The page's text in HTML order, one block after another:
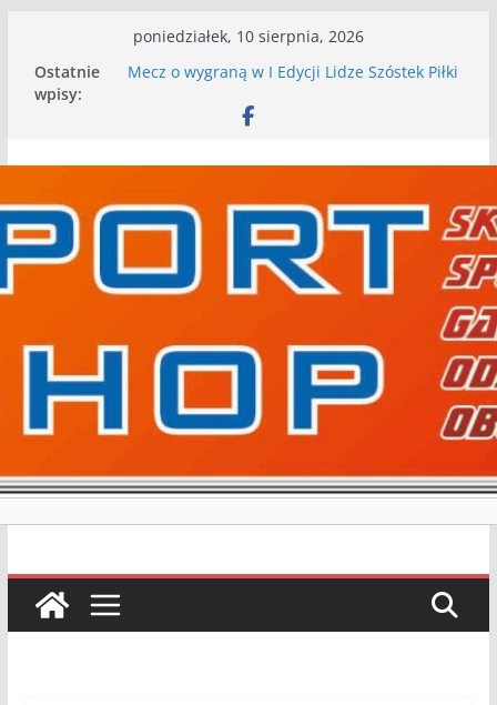
treści
poniedziałek, 10 sierpnia, 2026
Ostatnie
wpisy:
Mecz o wygraną w I Edycji Lidze Szóstek Piłki
Nasze piłkarskie zespoły w toku przygotowań
Kolejne gry kontrolne naszych piłkarskich
WKS wygrywa pierwszą edycję Ligi Szóstek w
Gwdzie Wielkiej
I mamy kolejne gry kontrolne, piłkarskie
granie przed nami